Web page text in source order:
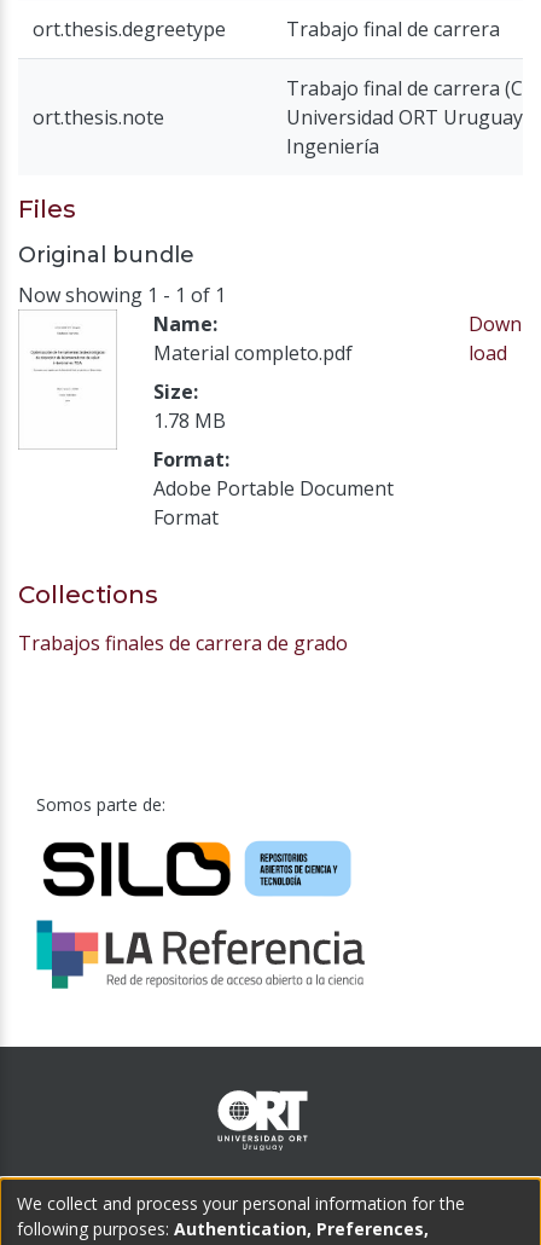
ort.thesis.degreetype Trabajo final de carrera
ort.thesis.note
Trabajo final de carrera
Universidad ORT Uruguay,
Ingeniería
Files
Original bundle
Now showing 1 - 1 of 1
Name:
Material completo.pdf
Size:
1.78 MB
Format:
Adobe Portable Document
Format
Down
load
Collections
Trabajos finales de carrera de grado
Somos parte de:
Teléfono central:
(598) 2902 1505
We collect and process your personal information for the
following purposes: Authentication, Preferences,